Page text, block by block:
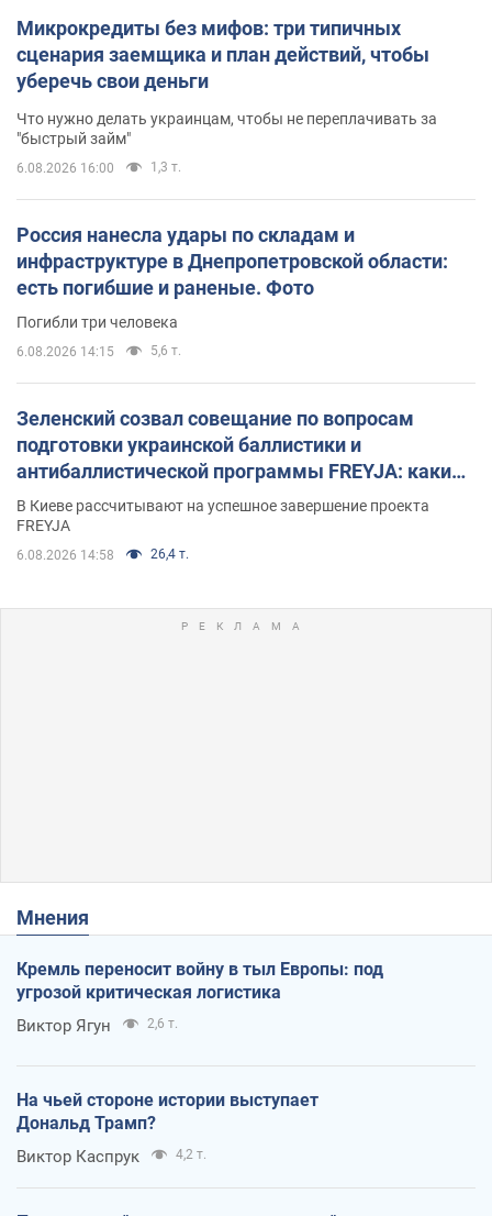
Микрокредиты без мифов: три типичных
сценария заемщика и план действий, чтобы
уберечь свои деньги
Что нужно делать украинцам, чтобы не переплачивать за
"быстрый займ"
6.08.2026 16:00 1,3 т.
Россия нанесла удары по складам и
инфраструктуре в Днепропетровской области:
есть погибшие и раненые. Фото
Погибли три человека
6.08.2026 14:15 5,6 т.
Зеленский созвал совещание по вопросам
подготовки украинской баллистики и
антибаллистической программы FREYJA: какие
решения готовятся
В Киеве рассчитывают на успешное завершение проекта
FREYJA
6.08.2026 14:58 26,4 т.
Мнения
Кремль переносит войну в тыл Европы: под
угрозой критическая логистика
Виктор Ягун 2,6 т.
На чьей стороне истории выступает
Дональд Трамп?
Виктор Каспрук 4,2 т.